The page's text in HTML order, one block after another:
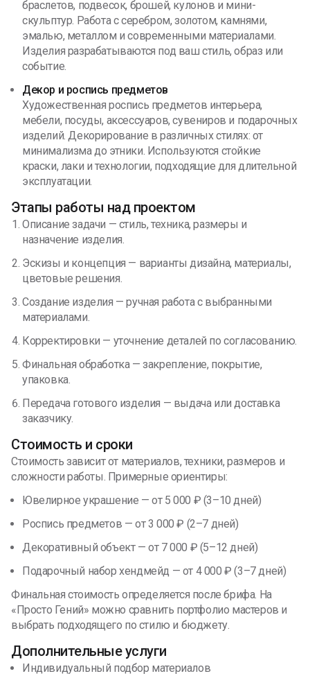
браслетов, подвесок, брошей, кулонов и мини-
скульптур. Работа с серебром, золотом, камнями,
эмалью, металлом и современными материалами.
Изделия разрабатываются под ваш стиль, образ или
событие.
Декор и роспись предметов
Художественная роспись предметов интерьера,
мебели, посуды, аксессуаров, сувениров и подарочных
изделий. Декорирование в различных стилях: от
минимализма до этники. Используются стойкие
краски, лаки и технологии, подходящие для длительной
эксплуатации.
Этапы работы над проектом
Описание задачи — стиль, техника, размеры и
назначение изделия.
Эскизы и концепция — варианты дизайна, материалы,
цветовые решения.
Создание изделия — ручная работа с выбранными
материалами.
Корректировки — уточнение деталей по согласованию.
Финальная обработка — закрепление, покрытие,
упаковка.
Передача готового изделия — выдача или доставка
заказчику.
Стоимость и сроки
Стоимость зависит от материалов, техники, размеров и
сложности работы. Примерные ориентиры:
Ювелирное украшение — от 5 000 ₽ (3–10 дней)
Роспись предметов — от 3 000 ₽ (2–7 дней)
Декоративный объект — от 7 000 ₽ (5–12 дней)
Подарочный набор хендмейд — от 4 000 ₽ (3–7 дней)
Финальная стоимость определяется после брифа. На
«Просто Гений» можно сравнить портфолио мастеров и
выбрать подходящего по стилю и бюджету.
Дополнительные услуги
Индивидуальный подбор материалов